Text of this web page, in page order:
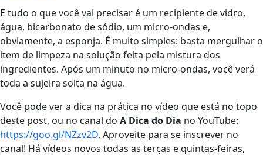
E tudo o que você vai precisar é um recipiente de vidro,
água, bicarbonato de sódio, um micro-ondas e,
obviamente, a esponja. É muito simples: basta mergulhar o
item de limpeza na solução feita pela mistura dos
ingredientes. Após um minuto no micro-ondas, você verá
toda a sujeira solta na água.
Você pode ver a dica na prática no vídeo que está no topo
deste post, ou no canal do A Dica do Dia no YouTube:
https://goo.gl/NZzv2D. Aproveite para se inscrever no
canal! Há vídeos novos todas as terças e quintas-feiras,